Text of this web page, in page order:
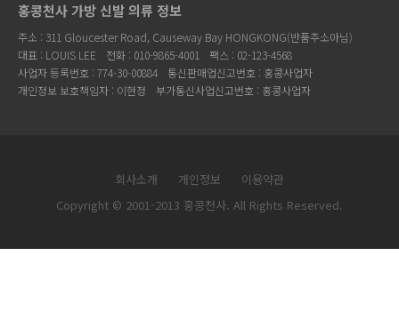
홍콩천사 가방 신발 의류 정보
주소 : 311 Gloucester Road, Causeway Bay HONGKONG(반품주소아님)
대표 : LOUIS LEE
전화 : 010-9865-4001
팩스 : 02-123-4568
사업자 등록번호 : 774-30-00884
통신판매업신고번호 : 홍콩사업자
개인정보 보호책임자 : 이현정
부가통신사업신고번호 : 홍콩사업자
회사소개 개인정보
이용약관
Copyright © 2001-2013 홍콩천사. All Rights Reserved.